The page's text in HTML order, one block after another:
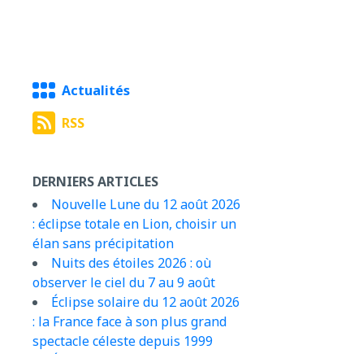
Actualités
RSS
DERNIERS ARTICLES
Nouvelle Lune du 12 août 2026
: éclipse totale en Lion, choisir un
élan sans précipitation
Nuits des étoiles 2026 : où
observer le ciel du 7 au 9 août
Éclipse solaire du 12 août 2026
: la France face à son plus grand
spectacle céleste depuis 1999